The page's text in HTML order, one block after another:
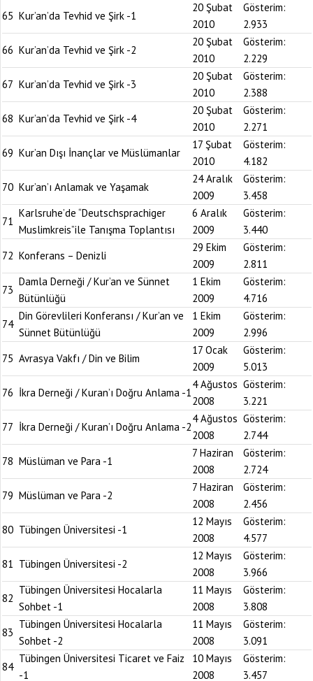
65 Kur’an’da Tevhid ve Şirk -1
20 Şubat
2010
Gösterim:
2.933
66 Kur’an’da Tevhid ve Şirk -2
20 Şubat
2010
Gösterim:
2.229
67 Kur’an’da Tevhid ve Şirk -3
20 Şubat
2010
Gösterim:
2.388
68 Kur’an’da Tevhid ve Şirk -4
20 Şubat
2010
Gösterim:
2.271
69 Kur’an Dışı İnançlar ve Müslümanlar
17 Şubat
2010
Gösterim:
4.182
70 Kur’an’ı Anlamak ve Yaşamak
24 Aralık
2009
Gösterim:
3.458
71
Karlsruhe’de “Deutschsprachiger
Muslimkreis”ile Tanışma Toplantısı
6 Aralık
2009
Gösterim:
3.440
72 Konferans – Denizli
29 Ekim
2009
Gösterim:
2.811
73
Damla Derneği / Kur’an ve Sünnet
Bütünlüğü
1 Ekim
2009
Gösterim:
4.716
74
Din Görevlileri Konferansı / Kur’an ve
Sünnet Bütünlüğü
1 Ekim
2009
Gösterim:
2.996
75 Avrasya Vakfı / Din ve Bilim
17 Ocak
2009
Gösterim:
5.013
76 İkra Derneği / Kuran’ı Doğru Anlama -1
4 Ağustos
2008
Gösterim:
3.221
77 İkra Derneği / Kuran’ı Doğru Anlama -2
4 Ağustos
2008
Gösterim:
2.744
78 Müslüman ve Para -1
7 Haziran
2008
Gösterim:
2.724
79 Müslüman ve Para -2
7 Haziran
2008
Gösterim:
2.456
80 Tübingen Üniversitesi -1
12 Mayıs
2008
Gösterim:
4.577
81 Tübingen Üniversitesi -2
12 Mayıs
2008
Gösterim:
3.966
82
Tübingen Üniversitesi Hocalarla
Sohbet -1
11 Mayıs
2008
Gösterim:
3.808
83
Tübingen Üniversitesi Hocalarla
Sohbet -2
11 Mayıs
2008
Gösterim:
3.091
84
Tübingen Üniversitesi Ticaret ve Faiz
-1
10 Mayıs
2008
Gösterim:
3.457